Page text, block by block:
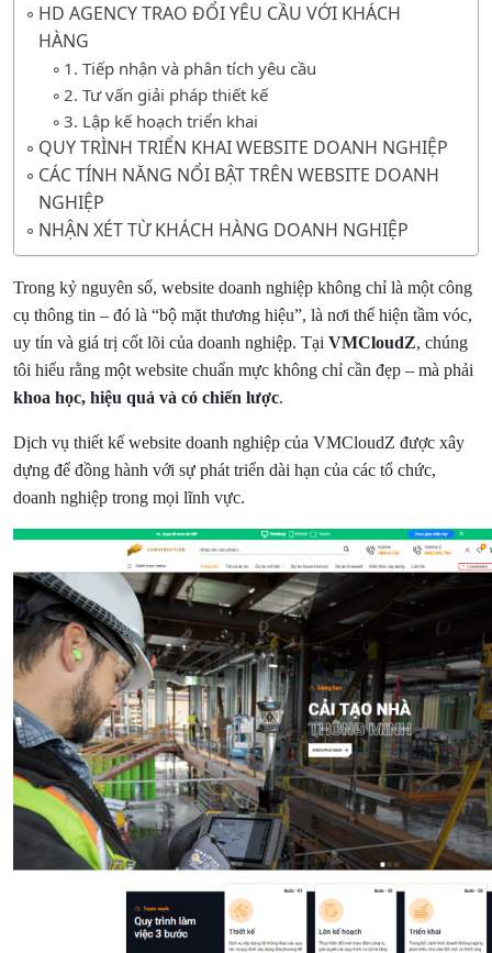
HD AGENCY TRAO ĐỔI YÊU CẦU VỚI KHÁCH
HÀNG
1. Tiếp nhận và phân tích yêu cầu
2. Tư vấn giải pháp thiết kế
3. Lập kế hoạch triển khai
QUY TRÌNH TRIỂN KHAI WEBSITE DOANH NGHIỆP
CÁC TÍNH NĂNG NỔI BẬT TRÊN WEBSITE DOANH
NGHIỆP
NHẬN XÉT TỪ KHÁCH HÀNG DOANH NGHIỆP
Trong kỷ nguyên số, website doanh nghiệp không chỉ là một công
cụ thông tin – đó là “bộ mặt thương hiệu”, là nơi thể hiện tầm vóc,
uy tín và giá trị cốt lõi của doanh nghiệp. Tại VMCloudZ, chúng
tôi hiểu rằng một website chuẩn mực không chỉ cần đẹp – mà phải
khoa học, hiệu quả và có chiến lược.
Dịch vụ thiết kế website doanh nghiệp của VMCloudZ được xây
dựng để đồng hành với sự phát triển dài hạn của các tổ chức,
doanh nghiệp trong mọi lĩnh vực.